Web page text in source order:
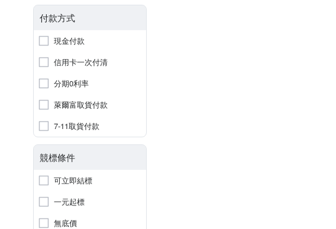
付款方式
現金付款
信用卡一次付清
分期0利率
萊爾富取貨付款
7-11取貨付款
競標條件
可立即結標
一元起標
無底價